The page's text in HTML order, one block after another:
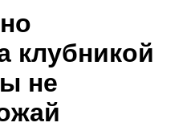
клубникой
не